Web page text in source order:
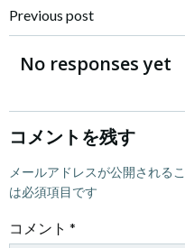
投
稿
ナ
ビ
ゲ
ー
Previous post
No responses yet
コメントを残す
メールアドレスが公開される
は必須項目です
コメント *